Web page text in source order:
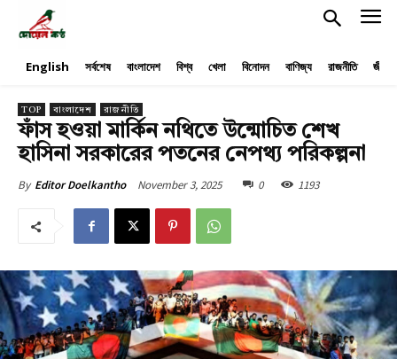
English সর্বশেষ বাংলাদেশ বিশ্ব খেলা বিনোদন বাণিজ্য রাজনীতি
TOP বাংলাদেশ রাজনীতি
ফাঁস হওয়া মার্কিন নথিতে উন্মোচিত শেখ
হাসিনা সরকারের পতনের নেপথ্য পরিকল্পনা
By Editor Doelkantho November 3, 2025 0 1193